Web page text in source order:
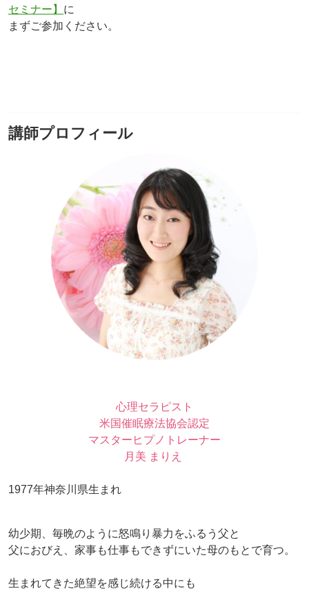
セミナー】 に
まずご参加ください。
講師プロフィール
心理セラピスト
米国催眠療法協会認定
マスターヒプノトレーナー
月美 まりえ
1977年神奈川県生まれ
幼少期、毎晩のように怒鳴り暴力をふるう父と
父におびえ、家事も仕事もできずにいた母のもとで育つ。
生まれてきた絶望を感じ続ける中にも